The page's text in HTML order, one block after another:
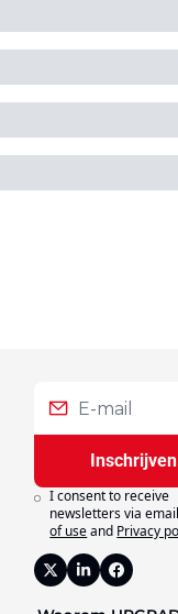
Inschrijven
I consent to receive
newsletters via
of useand Privacy